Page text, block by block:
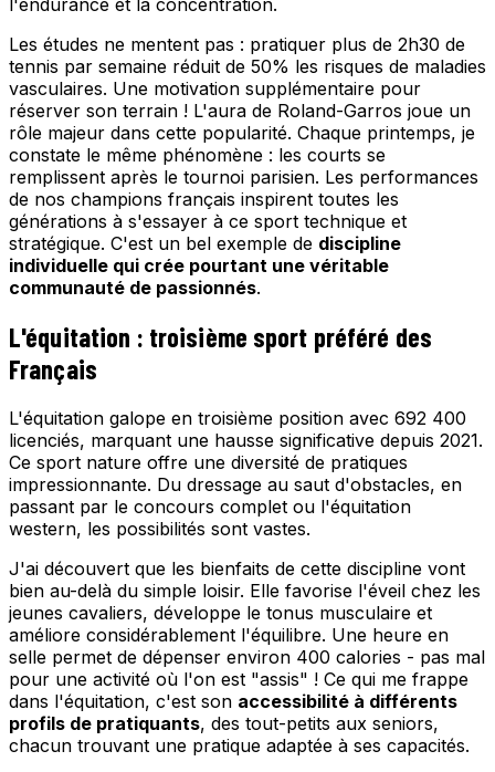
l'endurance et la concentration.
Les études ne mentent pas : pratiquer plus de 2h30 de
tennis par semaine réduit de 50% les risques de maladies
vasculaires. Une motivation supplémentaire pour
réserver son terrain ! L'aura de Roland-Garros joue un
rôle majeur dans cette popularité. Chaque printemps, je
constate le même phénomène : les courts se
remplissent après le tournoi parisien. Les performances
de nos champions français inspirent toutes les
générations à s'essayer à ce sport technique et
stratégique. C'est un bel exemple de discipline
individuelle qui crée pourtant une véritable
communauté de passionnés.
L'équitation : troisième sport préféré des
Français
L'équitation galope en troisième position avec 692 400
licenciés, marquant une hausse significative depuis 2021.
Ce sport nature offre une diversité de pratiques
impressionnante. Du dressage au saut d'obstacles, en
passant par le concours complet ou l'équitation
western, les possibilités sont vastes.
J'ai découvert que les bienfaits de cette discipline vont
bien au-delà du simple loisir. Elle favorise l'éveil chez les
jeunes cavaliers, développe le tonus musculaire et
améliore considérablement l'équilibre. Une heure en
selle permet de dépenser environ 400 calories - pas mal
pour une activité où l'on est "assis" ! Ce qui me frappe
dans l'équitation, c'est son accessibilité à différents
profils de pratiquants, des tout-petits aux seniors,
chacun trouvant une pratique adaptée à ses capacités.